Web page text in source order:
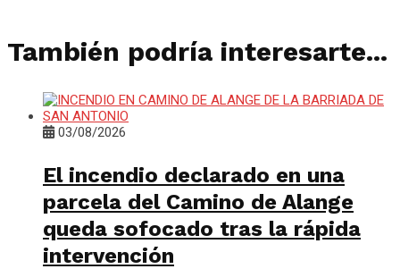
También podría interesarte...
03/08/2026
El incendio declarado en una
parcela del Camino de Alange
queda sofocado tras la rápida
intervención